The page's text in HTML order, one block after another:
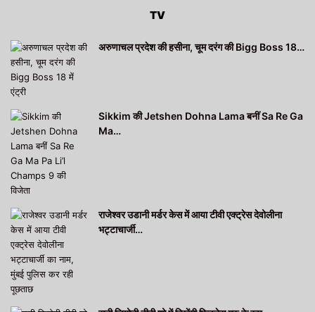
TV
अरुणाचल प्रदेश की हसीना, चूम दरंग की Bigg Boss 18…
Sikkim की Jetshen Dohna Lama बनीं Sa Re Ga
Ma…
राजेश्वर उडानी मर्डर केस में आया टीवी एक्ट्रेस देवोलीना
भट्टाचार्जी…